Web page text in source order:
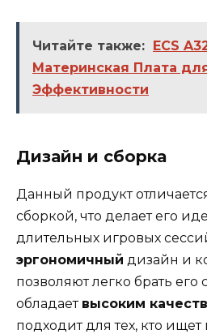
Читайте также: ECS
Материнская Плата
Эффективности
Дизайн и сборка
Данный продукт
сборкой, что делает его
длительных игровых
эргономичный дизайн и
позволяют легко брать его
обладает высоким
подходит для тех, кто